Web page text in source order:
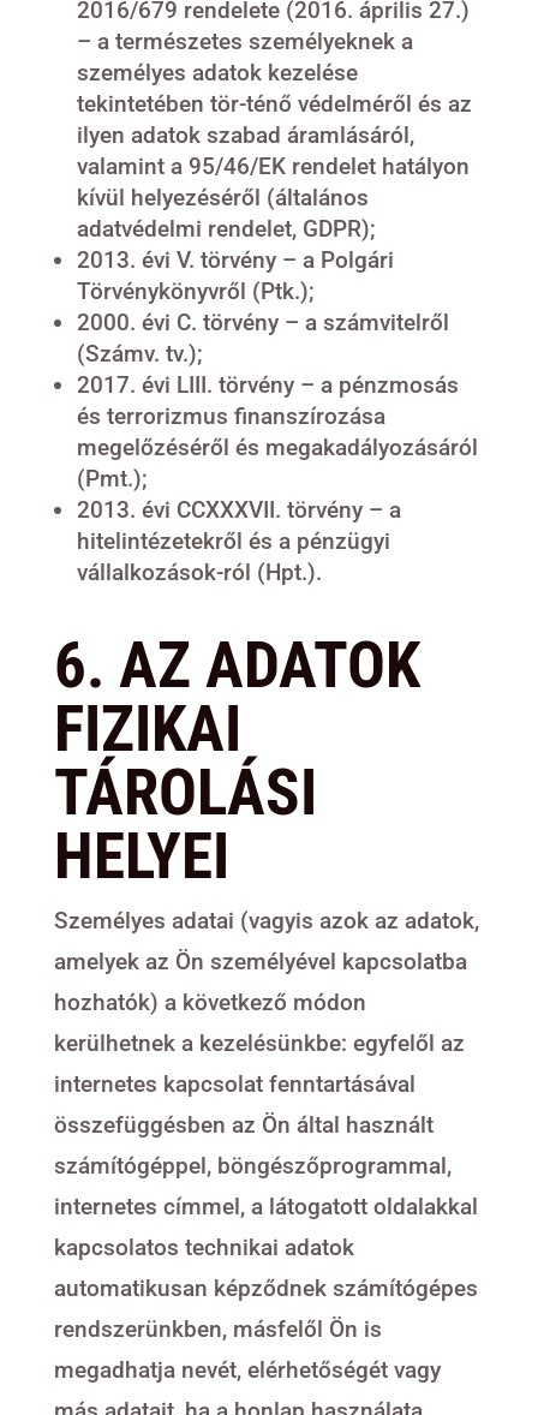
2016/679 rendelete (2016. április 27.)
– a természetes személyeknek a
személyes adatok kezelése
tekintetében tör-ténő védelméről és az
ilyen adatok szabad áramlásáról,
valamint a 95/46/EK rendelet hatályon
kívül helyezéséről (általános
adatvédelmi rendelet, GDPR);
2013. évi V. törvény – a Polgári
Törvénykönyvről (Ptk.);
2000. évi C. törvény – a számvitelről
(Számv. tv.);
2017. évi LIII. törvény – a pénzmosás
és terrorizmus finanszírozása
megelőzéséről és megakadályozásáról
(Pmt.);
2013. évi CCXXXVII. törvény – a
hitelintézetekről és a pénzügyi
vállalkozások-ról (Hpt.).
6. AZ ADATOK
FIZIKAI
TÁROLÁSI
HELYEI
Személyes adatai (vagyis azok az adatok,
amelyek az Ön személyével kapcsolatba
hozhatók) a következő módon
kerülhetnek a kezelésünkbe: egyfelől az
internetes kapcsolat fenntartásával
összefüggésben az Ön által használt
számítógéppel, böngészőprogrammal,
internetes címmel, a látogatott oldalakkal
kapcsolatos technikai adatok
automatikusan képződnek számítógépes
rendszerünkben, másfelől Ön is
megadhatja nevét, elérhetőségét vagy